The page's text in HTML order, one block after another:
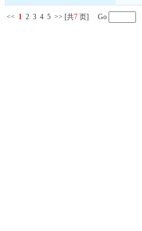
<< 1 2 3 4 5 >> [共7 页] Go